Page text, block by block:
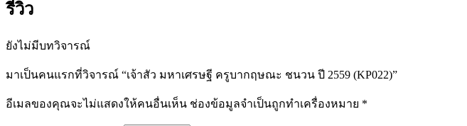
(KP022)
รีวิว
ยังไม่มีบทวิจารณ์
มาเป็นคนแรกที่วิจารณ์ “เจ้าสัว มหาเศรษฐี ครูบากฤษณะ ชนวน ปี 2559 (KP022)”
อีเมลของคุณจะไม่แสดงให้คนอื่นเห็น ช่องข้อมูลจำเป็นถูกทำเครื่องหมาย *